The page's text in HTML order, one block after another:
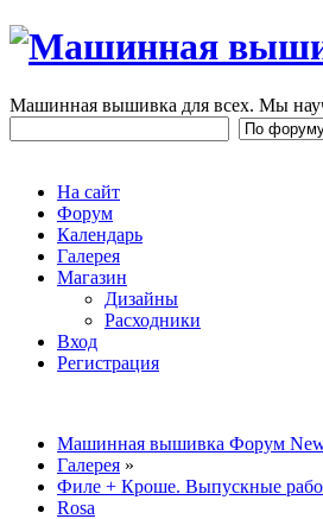
Машинная вышивка для всех. Мы
На сайт
Форум
Календарь
Галерея
Магазин
Дизайны
Расходники
Вход
Регистрация
Машинная вышивка Форум
Галерея »
Филе + Кроше. Выпускные
Rosa